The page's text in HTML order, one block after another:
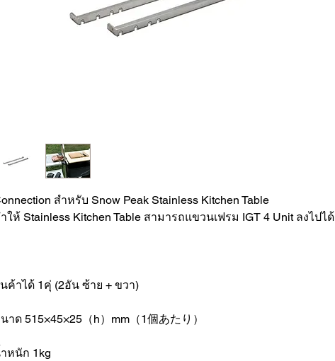
สำหรับ Snow Peak Stainless Kitchen Table
ให้ Stainless Kitchen Table สามารถแขวนเฟรม IGT 4 Unit ลงไปได้
ค้าได้ 1คุ่ (2อัน ซ้าย + ขวา)
าด 515×45×25（h）mm（1個あたり）
หนัก 1kg